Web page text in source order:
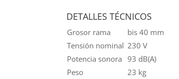
DETALLES TÉCNICOS
Grosor rama
bis 40 mm
Tensión nominal 230 V
Potencia sonora
93 dB(A)
Peso
23 kg